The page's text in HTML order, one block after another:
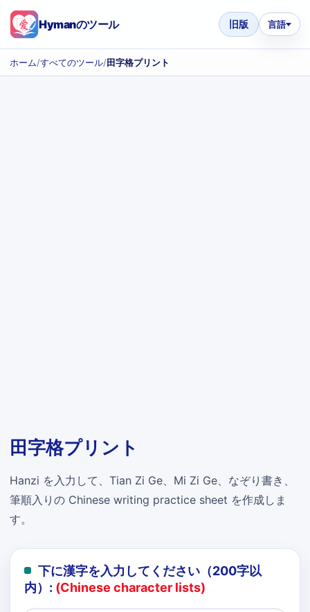
Hymanのツール 旧版 言語
ホーム/すべてのツール/田字格プリント
田字格プリント
Hanzi を入力して、Tian Zi Ge、Mi Zi Ge、なぞり書き、
筆順入りの Chinese writing practice sheet を作成しま
す。
下に漢字を入力してください（200字以
内）: (Chinese character lists)